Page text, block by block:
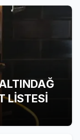
LİSTESİ